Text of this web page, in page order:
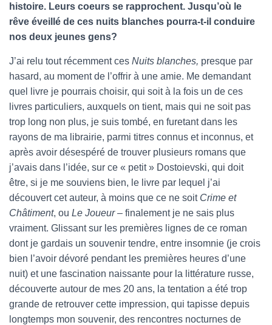
histoire. Leurs coeurs se rapprochent. Jusqu’où le
rêve éveillé de ces nuits blanches pourra-t-il conduire
nos deux jeunes gens?
J’ai relu tout récemment ces Nuits blanches, presque par
hasard, au moment de l’offrir à une amie. Me demandant
quel livre je pourrais choisir, qui soit à la fois un de ces
livres particuliers, auxquels on tient, mais qui ne soit pas
trop long non plus, je suis tombé, en furetant dans les
rayons de ma librairie, parmi titres connus et inconnus, et
après avoir désespéré de trouver plusieurs romans que
j’avais dans l’idée, sur ce « petit » Dostoievski, qui doit
être, si je me souviens bien, le livre par lequel j’ai
découvert cet auteur, à moins que ce ne soit Crime et
Châtiment, ou Le Joueur – finalement je ne sais plus
vraiment. Glissant sur les premières lignes de ce roman
dont je gardais un souvenir tendre, entre insomnie (je crois
bien l’avoir dévoré pendant les premières heures d’une
nuit) et une fascination naissante pour la littérature russe,
découverte autour de mes 20 ans, la tentation a été trop
grande de retrouver cette impression, qui tapisse depuis
longtemps mon souvenir, des rencontres nocturnes de